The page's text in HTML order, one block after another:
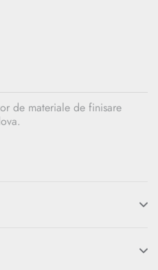
de materiale de finisare